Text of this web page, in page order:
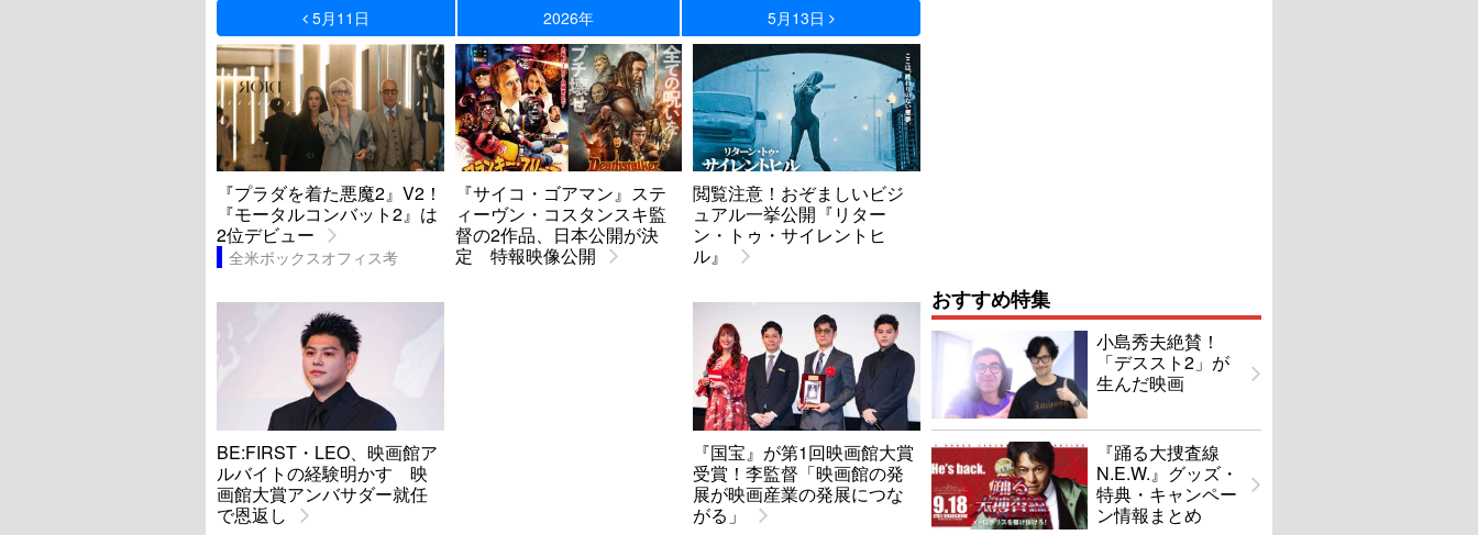
5月11日 2026年 5月13日
『プラダを着た悪魔2』V2！
『モータルコンバット2』は
2位デビュー
全米ボックスオフィス考
『サイコ・ゴアマン』ステ
ィーヴン・コスタンスキ監
督の2作品、日本公開が決
定 特報映像公開
閲覧注意！おぞましいビジ
ュアル一挙公開『リター
ン・トゥ・サイレントヒ
ル』
BE:FIRST・LEO、映画館ア
ルバイトの経験明かす 映
画館大賞アンバサダー就任
で恩返し
『国宝』が第1回映画館大賞
受賞！李監督「映画館の発
展が映画産業の発展につな
がる」
おすすめ特集
小島秀夫絶賛！
「デススト2」が
生んだ映画
『踊る大捜査線
N.E.W.』グッズ・
特典・キャンペー
ン情報まとめ